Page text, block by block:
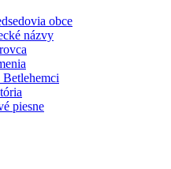
obce
názvy
piesne